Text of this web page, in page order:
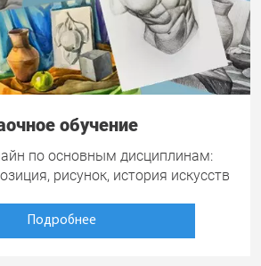
обучение
по основным дисциплинам:
рисунок, история искусств
Подробнее